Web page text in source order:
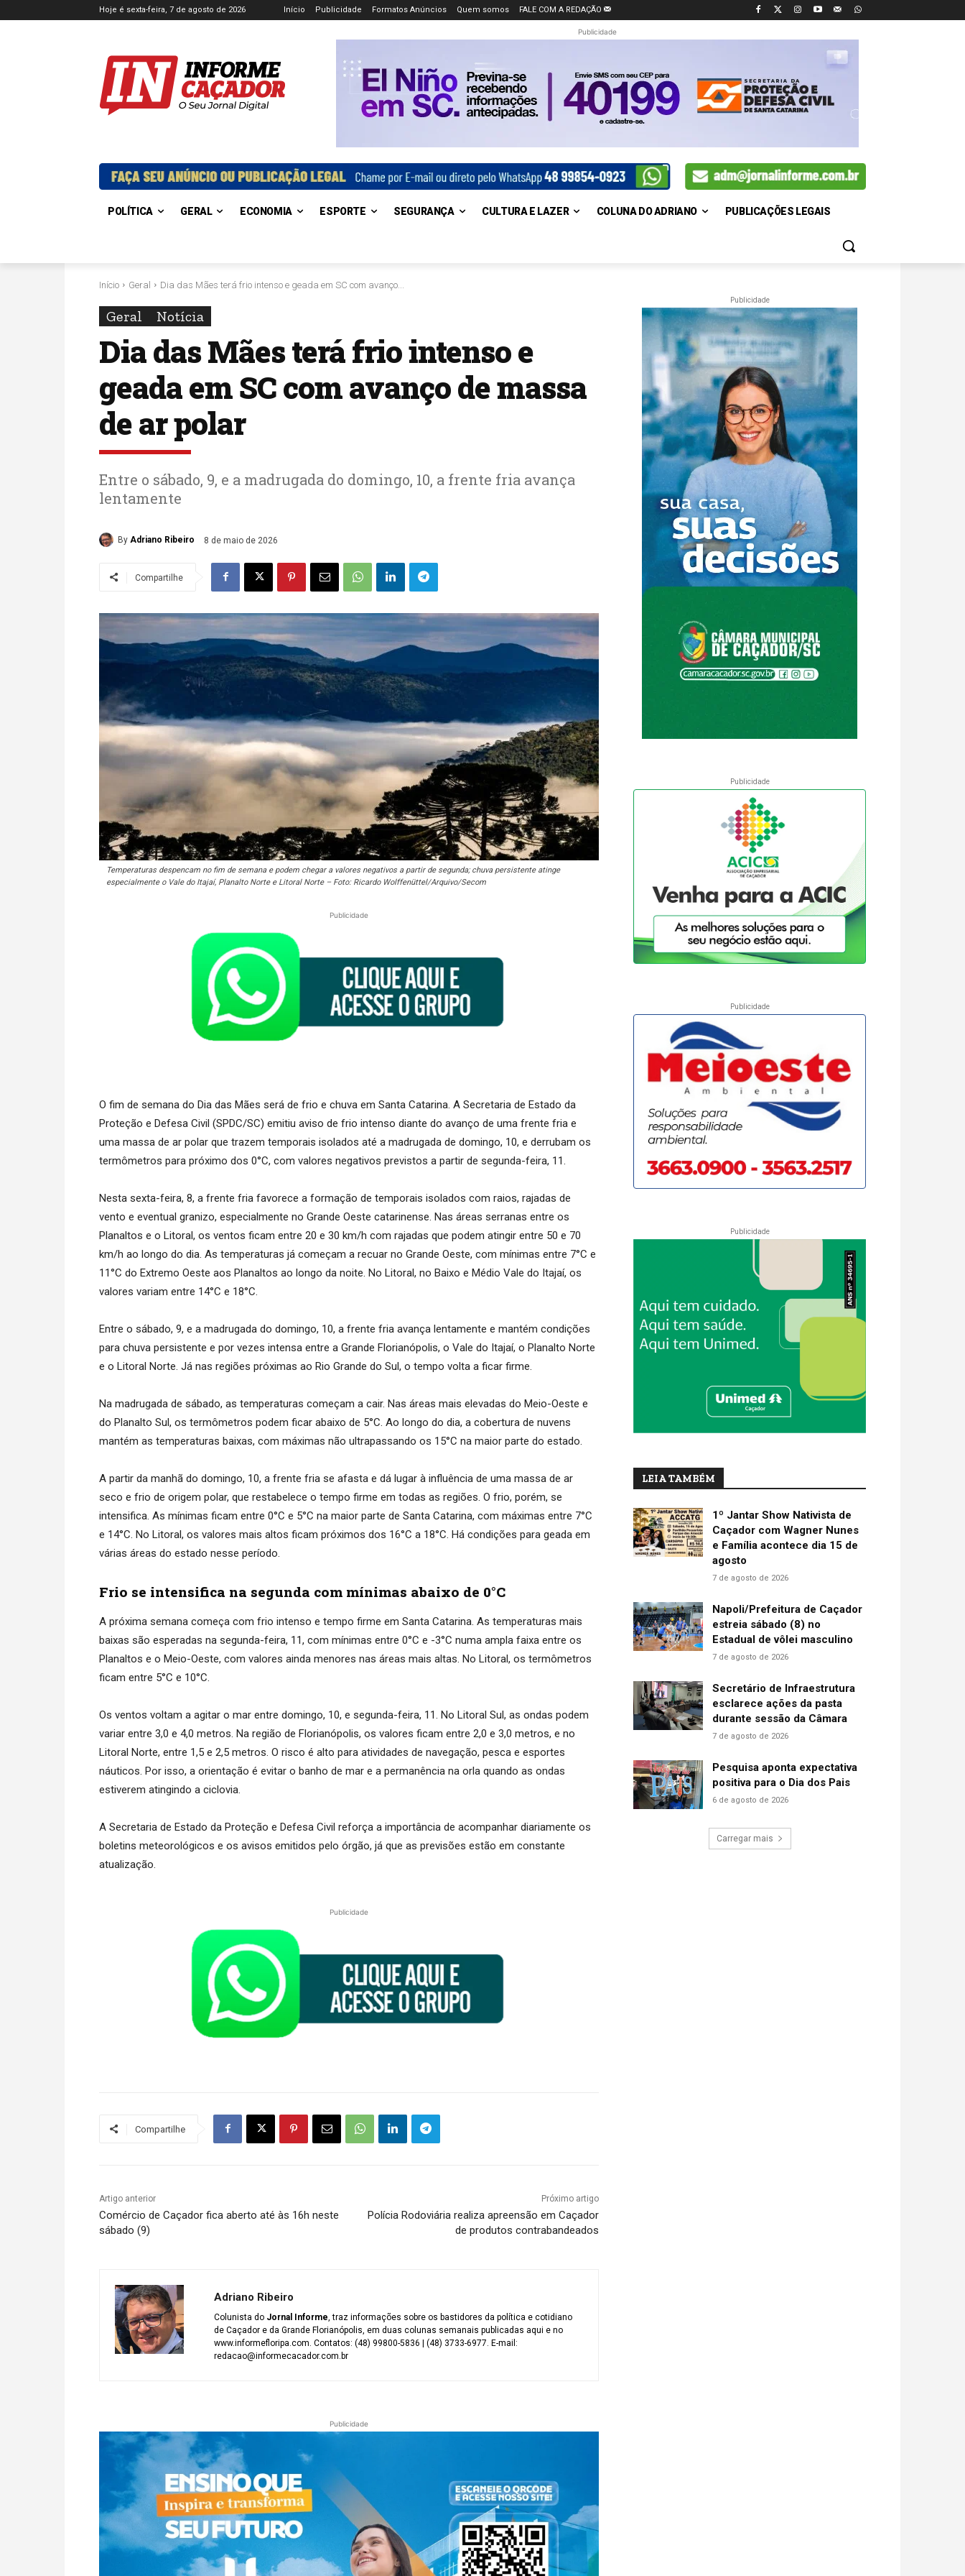
Hoje é sexta-feira, 7 de agosto de 2026 Início Publicidade Formatos Anúncios Quem somos FALE COM A REDAÇÃO
Publicidade
POLÍTICA GERAL ECONOMIA ESPORTE SEGURANÇA CULTURA E LAZER COLUNA DO ADRIANO PUBLICAÇÕES LEGAIS
Início Geral Dia das Mães terá frio intenso e geada em SC com avanço...
Geral Notícia
Dia das Mães terá frio intenso e
geada em SC com avanço de massa
de ar polar
Entre o sábado, 9, e a madrugada do domingo, 10, a frente fria avança
lentamente
By Adriano Ribeiro 8 de maio de 2026
Compartilhe
Temperaturas despencam no fim de semana e podem chegar a valores negativos a partir de segunda; chuva persistente atinge
especialmente o Vale do Itajaí, Planalto Norte e Litoral Norte – Foto: Ricardo Wolffenüttel/Arquivo/Secom
Publicidade
O fim de semana do Dia das Mães será de frio e chuva em Santa Catarina. A Secretaria de Estado da
Proteção e Defesa Civil (SPDC/SC) emitiu aviso de frio intenso diante do avanço de uma frente fria e
uma massa de ar polar que trazem temporais isolados até a madrugada de domingo, 10, e derrubam os
termômetros para próximo dos 0°C, com valores negativos previstos a partir de segunda-feira, 11.
Nesta sexta-feira, 8, a frente fria favorece a formação de temporais isolados com raios, rajadas de
vento e eventual granizo, especialmente no Grande Oeste catarinense. Nas áreas serranas entre os
Planaltos e o Litoral, os ventos ficam entre 20 e 30 km/h com rajadas que podem atingir entre 50 e 70
km/h ao longo do dia. As temperaturas já começam a recuar no Grande Oeste, com mínimas entre 7°C e
11°C do Extremo Oeste aos Planaltos ao longo da noite. No Litoral, no Baixo e Médio Vale do Itajaí, os
valores variam entre 14°C e 18°C.
Entre o sábado, 9, e a madrugada do domingo, 10, a frente fria avança lentamente e mantém condições
para chuva persistente e por vezes intensa entre a Grande Florianópolis, o Vale do Itajaí, o Planalto Norte
e o Litoral Norte. Já nas regiões próximas ao Rio Grande do Sul, o tempo volta a ficar firme.
Na madrugada de sábado, as temperaturas começam a cair. Nas áreas mais elevadas do Meio-Oeste e
do Planalto Sul, os termômetros podem ficar abaixo de 5°C. Ao longo do dia, a cobertura de nuvens
mantém as temperaturas baixas, com máximas não ultrapassando os 15°C na maior parte do estado.
A partir da manhã do domingo, 10, a frente fria se afasta e dá lugar à influência de uma massa de ar
seco e frio de origem polar, que restabelece o tempo firme em todas as regiões. O frio, porém, se
intensifica. As mínimas ficam entre 0°C e 5°C na maior parte de Santa Catarina, com máximas entre 7°C
e 14°C. No Litoral, os valores mais altos ficam próximos dos 16°C a 18°C. Há condições para geada em
várias áreas do estado nesse período.
Frio se intensifica na segunda com mínimas abaixo de 0°C
A próxima semana começa com frio intenso e tempo firme em Santa Catarina. As temperaturas mais
baixas são esperadas na segunda-feira, 11, com mínimas entre 0°C e -3°C numa ampla faixa entre os
Planaltos e o Meio-Oeste, com valores ainda menores nas áreas mais altas. No Litoral, os termômetros
ficam entre 5°C e 10°C.
Os ventos voltam a agitar o mar entre domingo, 10, e segunda-feira, 11. No Litoral Sul, as ondas podem
variar entre 3,0 e 4,0 metros. Na região de Florianópolis, os valores ficam entre 2,0 e 3,0 metros, e no
Litoral Norte, entre 1,5 e 2,5 metros. O risco é alto para atividades de navegação, pesca e esportes
náuticos. Por isso, a orientação é evitar o banho de mar e a permanência na orla quando as ondas
estiverem atingindo a ciclovia.
A Secretaria de Estado da Proteção e Defesa Civil reforça a importância de acompanhar diariamente os
boletins meteorológicos e os avisos emitidos pelo órgão, já que as previsões estão em constante
atualização.
Publicidade
Compartilhe
Artigo anterior
Comércio de Caçador fica aberto até às 16h neste
sábado (9)
Próximo artigo
Polícia Rodoviária realiza apreensão em Caçador
de produtos contrabandeados
Adriano Ribeiro
Colunista do Jornal Informe , traz informações sobre os bastidores da política e cotidiano
de Caçador e da Grande Florianópolis, em duas colunas semanais publicadas aqui e no
www.informefloripa.com. Contatos: (48) 99800-5836 | (48) 3733-6977. E-mail:
redacao@informecacador.com.br
Publicidade
Publicidade
Publicidade
Publicidade
Publicidade
LEIA TAMBÉM
1º Jantar Show Nativista de
Caçador com Wagner Nunes
e Família acontece dia 15 de
agosto
7 de agosto de 2026
Napoli/Prefeitura de Caçador
estreia sábado (8) no
Estadual de vôlei masculino
7 de agosto de 2026
Secretário de Infraestrutura
esclarece ações da pasta
durante sessão da Câmara
7 de agosto de 2026
Pesquisa aponta expectativa
positiva para o Dia dos Pais
6 de agosto de 2026
Carregar mais